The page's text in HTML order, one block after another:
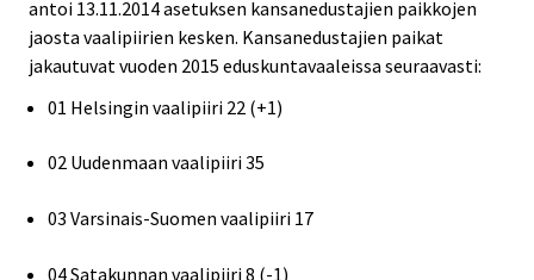
antoi 13.11.2014 asetuksen kansanedustajien paikkojen
jaosta vaalipiirien kesken. Kansanedustajien paikat
jakautuvat vuoden 2015 eduskuntavaaleissa seuraavasti:
01 Helsingin vaalipiiri 22 (+1)
02 Uudenmaan vaalipiiri 35
03 Varsinais-Suomen vaalipiiri 17
04 Satakunnan vaalipiiri 8 (-1)